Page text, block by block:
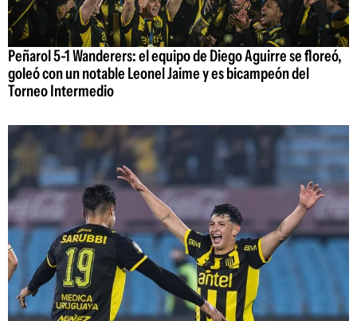
Peñarol 5-1 Wanderers: el equipo de Diego Aguirre se floreó,
goleó con un notable Leonel Jaime y es bicampeón del
Torneo Intermedio